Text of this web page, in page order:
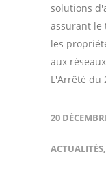
solutions
assurant le
les
aux
L'Arrêté du
20
ACTUALITÉS,